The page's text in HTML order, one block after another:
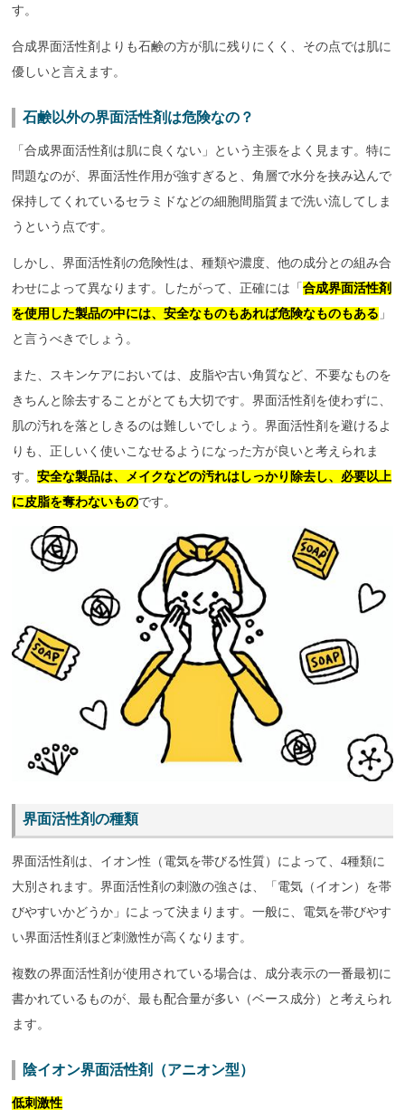
す。
合成界面活性剤よりも石鹸の方が肌に残りにくく、その点では肌に
優しいと言えます。
石鹸以外の界面活性剤は危険なの？
「合成界面活性剤は肌に良くない」という主張をよく見ます。特に
問題なのが、界面活性作用が強すぎると、角層で水分を挟み込んで
保持してくれているセラミドなどの細胞間脂質まで洗い流してしま
うという点です。
しかし、界面活性剤の危険性は、種類や濃度、他の成分との組み合
わせによって異なります。したがって、正確には「合成界面活性剤
を使用した製品の中には、安全なものもあれば危険なものもある 」
と言うべきでしょう。
また、スキンケアにおいては、皮脂や古い角質など、不要なものを
きちんと除去することがとても大切です。界面活性剤を使わずに、
肌の汚れを落としきるのは難しいでしょう。界面活性剤を避けるよ
りも、正しいく使いこなせるようになった方が良いと考えられま
す。安全な製品は、メイクなどの汚れはしっかり除去し、必要以上
に皮脂を奪わないものです。
界面活性剤の種類
界面活性剤は、イオン性（電気を帯びる性質）によって、4種類に
大別されます。界面活性剤の刺激の強さは、「電気（イオン）を帯
びやすいかどうか」によって決まります。一般に、電気を帯びやす
い界面活性剤ほど刺激性が高くなります。
複数の界面活性剤が使用されている場合は、成分表示の一番最初に
書かれているものが、最も配合量が多い（ベース成分）と考えられ
ます。
陰イオン界面活性剤（アニオン型）
低刺激性